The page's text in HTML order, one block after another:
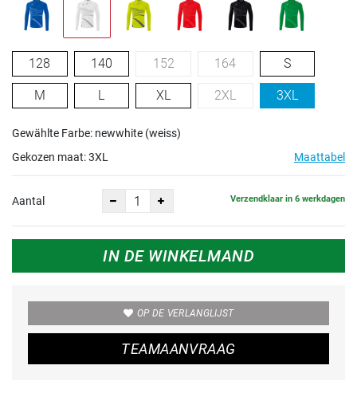
128 140 152 164 S
M L XL 2XL 3XL
Gewählte Farbe: newwhite (weiss)
Gekozen maat:3XL Maattabel
Aantal Verzendklaar in 6 werkdagen
IN DE WINKELMAND
OP DE VERLANGLIJST
TEAMAANVRAAG